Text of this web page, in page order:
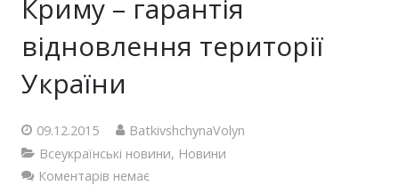
Депутатський корпус
Громадські приймальні
Контакти
Криму – гарантія
відновлення території
України
09.12.2015
BatkivshchynaVolyn
Всеукраїнські новини, Новини
Коментарів немає